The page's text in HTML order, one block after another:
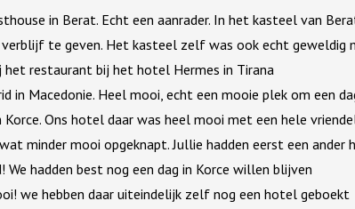
in Berat. Echt een aanrader. In het kasteel van
te geven. Het kasteel zelf was ook echt geweldig
het restaurant bij het hotel Hermes in Tirana
in Macedonie. Heel mooi, echt een mooie plek om een
Ons hotel daar was heel mooi met een hele
minder mooi opgeknapt. Jullie hadden eerst een
We hadden best nog een dag in Korce willen blijven
we hebben daar uiteindelijk zelf nog een hotel geboekt